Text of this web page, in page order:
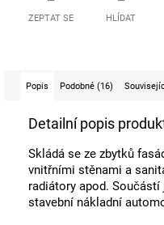
ZEPTAT SE HLÍDAT
Popis Podobné (16)
Detailní popis
Skládá se ze zbytků
vnitřními stěnami a
radiátory apod.
stavební nákladní